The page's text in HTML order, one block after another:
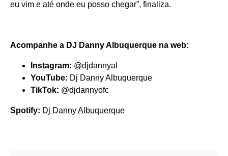
eu vim e até onde eu posso chegar”, finaliza.
Acompanhe a DJ Danny Albuquerque na web:
Instagram: @djdannyal
YouTube: Dj Danny Albuquerque
TikTok: @djdannyofc
Spotify: Dj Danny Albuquerque